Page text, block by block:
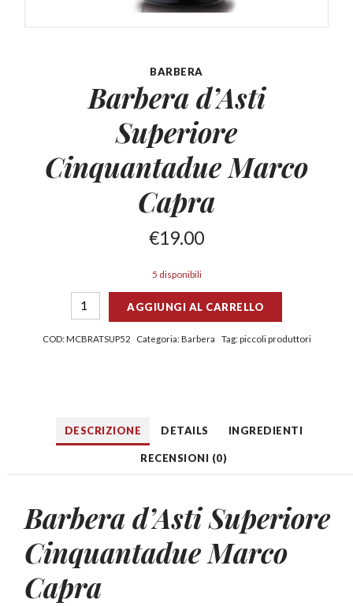
BARBERA
Barbera d’Asti
Superiore
Cinquantadue Marco
Capra
€19.00
5 disponibili
AGGIUNGI AL CARRELLO
COD: MCBRATSUP52 Categoria: Barbera Tag: piccoli produttori
DESCRIZIONE DETAILS INGREDIENTI
RECENSIONI (0)
Barbera d’Asti Superiore
Cinquantadue Marco
Capra